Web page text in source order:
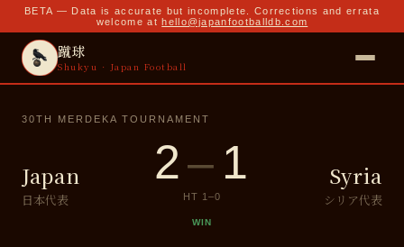
BETA — Data is accurate but incomplete. Corrections and errata
welcome at hello@japanfootballdb.com
蹴球
Shukyu · Japan Football
30TH MERDEKA TOURNAMENT
Japan
日本代表
2– 1
HT 1 –0
WIN
Syria
シリア代表